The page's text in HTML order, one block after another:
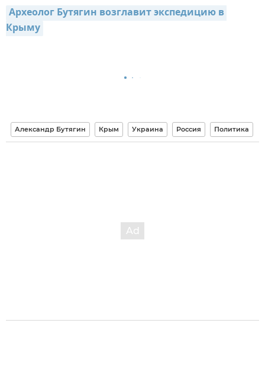
Археолог Бутягин возглавит экспедицию в
Крыму
Александр Бутягин Крым Украина Россия Политика